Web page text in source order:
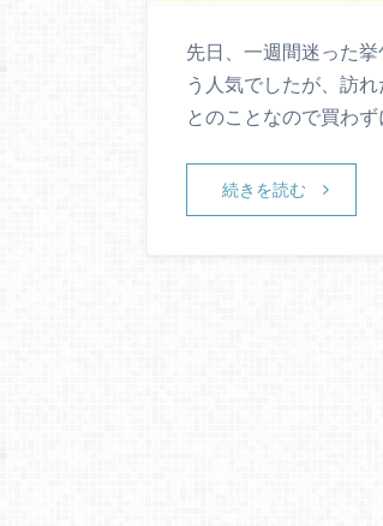
先日、一週間迷った
う人気でしたが、訪
とのことなので買わ
続きを読む